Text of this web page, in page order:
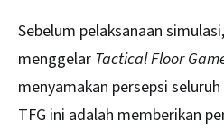
Sebelum pelaksanaan
menggelar Tactical Floor
menyamakan persepsi
TFG ini adalah memberikan